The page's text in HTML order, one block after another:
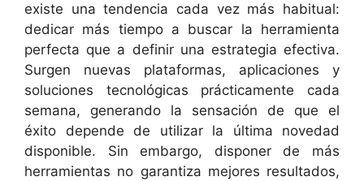
existe una tendencia cada vez más habitual:
dedicar más tiempo a buscar la herramienta
perfecta que a definir una estrategia efectiva.
Surgen nuevas plataformas, aplicaciones y
soluciones tecnológicas prácticamente cada
semana, generando la sensación de que el
éxito depende de utilizar la última novedad
disponible. Sin embargo, disponer de más
herramientas no garantiza mejores resultados,